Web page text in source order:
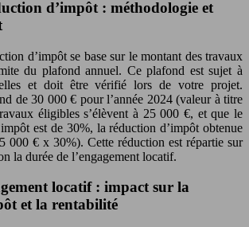
d’impôt : méthodologie et
d’impôt se base sur le montant des travaux
du plafond annuel. Ce plafond est sujet à
et doit être vérifié lors de votre projet.
de 30 000 € pour l’année 2024 (valeur à titre
éligibles s’élèvent à 25 000 €, et que le
est de 30%, la réduction d’impôt obtenue
000 € x 30%). Cette réduction est répartie sur
la durée de l’engagement locatif.
locatif : impact sur la
et la rentabilité